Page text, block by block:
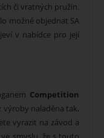
či vratných pružin.
možné objednat SA
v nabídce pro její
Competition
výroby naladěna tak,
vyrazit na závod a